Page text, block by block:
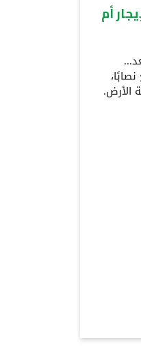
أم
2.5%) إذا بلغ نصابًا،
الأرض.